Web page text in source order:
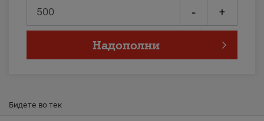
- +
Надополни
Бидете во тек